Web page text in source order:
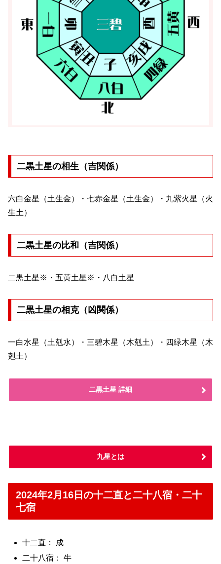
二黒土星の相生（吉関係）
六白金星（土生金）・七赤金星（土生金）・九紫火星（火
生土）
二黒土星の比和（吉関係）
二黒土星※・五黄土星※・八白土星
二黒土星の相克（凶関係）
一白水星（土剋水）・三碧木星（木剋土）・四緑木星（木
剋土）
二黒土星 詳細
九星とは
2024年2月16日の十二直と二十八宿・二十
七宿
十二直： 成
二十八宿： 牛